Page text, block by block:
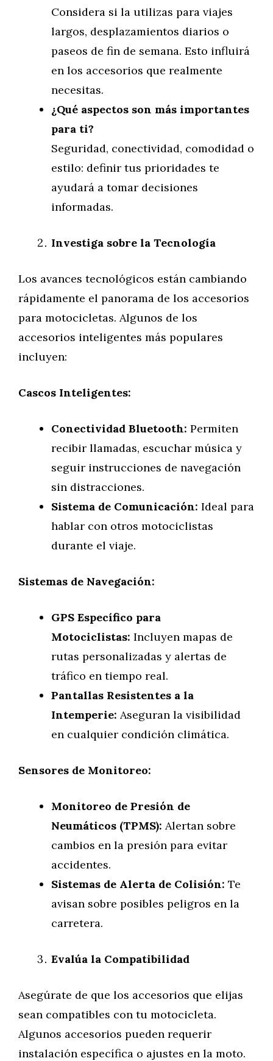
Considera si la utilizas para viajes
largos, desplazamientos diarios o
paseos de fin de semana. Esto influirá
en los accesorios que realmente
necesitas.
¿Qué aspectos son más importantes
para ti?
Seguridad, conectividad, comodidad o
estilo: definir tus prioridades te
ayudará a tomar decisiones
informadas.
Investiga sobre la Tecnología
Los avances tecnológicos están cambiando
rápidamente el panorama de los accesorios
para motocicletas. Algunos de los
accesorios inteligentes más populares
incluyen:
Cascos Inteligentes:
Conectividad Bluetooth: Permiten
recibir llamadas, escuchar música y
seguir instrucciones de navegación
sin distracciones.
Sistema de Comunicación: Ideal para
hablar con otros motociclistas
durante el viaje.
Sistemas de Navegación:
GPS Específico para
Motociclistas: Incluyen mapas de
rutas personalizadas y alertas de
tráfico en tiempo real.
Pantallas Resistentes a la
Intemperie: Aseguran la visibilidad
en cualquier condición climática.
Sensores de Monitoreo:
Monitoreo de Presión de
Neumáticos (TPMS): Alertan sobre
cambios en la presión para evitar
accidentes.
Sistemas de Alerta de Colisión: Te
avisan sobre posibles peligros en la
carretera.
Evalúa la Compatibilidad
Asegúrate de que los accesorios que elijas
sean compatibles con tu motocicleta.
Algunos accesorios pueden requerir
instalación específica o ajustes en la moto.